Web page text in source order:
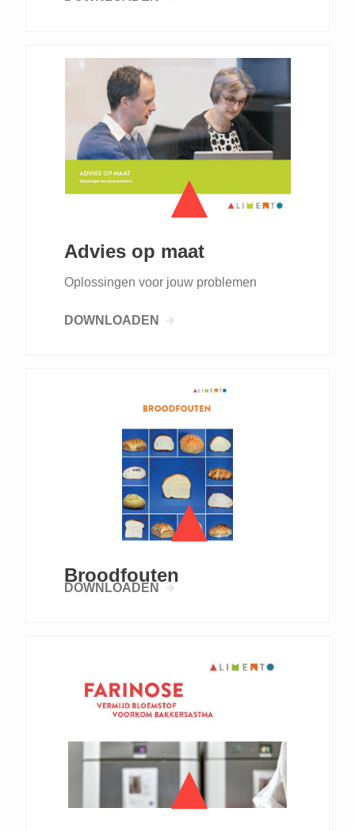
Advies op maat
Oplossingen voor jouw problemen
DOWNLOADEN
Broodfouten
DOWNLOADEN